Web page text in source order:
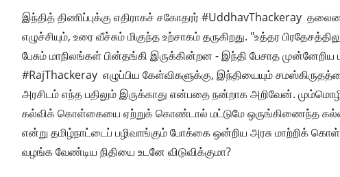
இந்தித் திணிப்புக்கு எதிராகச் சகோதரர் #UddhavThackeray
எழுச்சியும், உரை வீச்சும் மிகுந்த உற்சாகம் தருகிறது. "உத்தர
பேசும் மாநிலங்கள் பின்தங்கி இருக்கின்றன - இந்தி பேசாத
#RajThackeray எழுப்பிய கேள்விகளுக்கு, இந்தியையும்
அரசிடம் எந்த பதிலும் இருக்காது என்பதை நன்றாக அறிவேன்.
கல்விக் கொள்கையை ஏற்றுக் கொண்டால் மட்டுமே ஒருங்கிணைந்த கல்வித்
என்று தமிழ்நாட்டைப் பழிவாங்கும் போக்கை ஒன்றிய அரசு மாற்றிக்
வழங்க வேண்டிய நிதியை உடனே விடுவிக்குமா?